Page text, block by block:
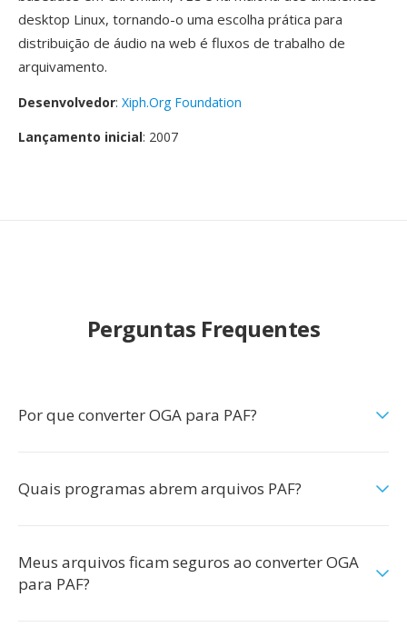
desktop Linux, tornando-o uma escolha prática para
distribuição de áudio na web é fluxos de trabalho de
arquivamento.
Desenvolvedor: Xiph.Org Foundation
Lançamento inicial: 2007
Perguntas Frequentes
Por que converter OGA para PAF?
Quais programas abrem arquivos PAF?
Meus arquivos ficam seguros ao converter OGA
para PAF?